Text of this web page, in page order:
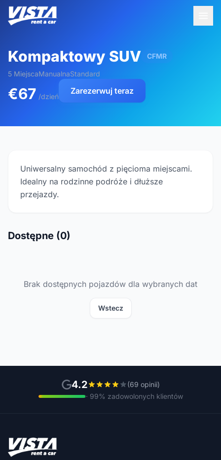
Kompaktowy SUV CFMR
5 MiejscaManualnaStandard
€67 /dzień
Zarezerwuj teraz
Uniwersalny samochód z pięcioma miejscami.
Idealny na rodzinne podróże i dłuższe
przejazdy.
Dostępne (0)
Brak dostępnych pojazdów dla wybranych dat
Wstecz
4.2
(69 opinii)
· 99% zadowolonych klientów